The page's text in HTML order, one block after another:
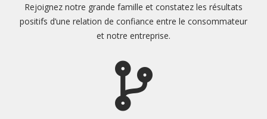
Rejoignez notre grande famille et constatez les résultats
positifs d’une relation de confiance entre le consommateur
et notre entreprise.